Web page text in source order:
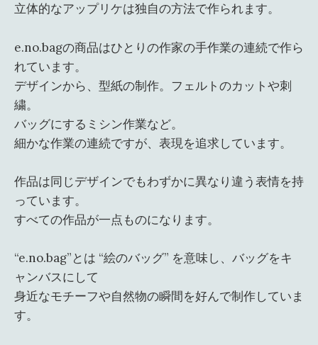
立体的なアップリケは独自の方法で作られます。
e.no.bagの商品はひとりの作家の手作業の連続で作ら
れています。
デザインから、型紙の制作。フェルトのカットや刺
繍。
バッグにするミシン作業など。
細かな作業の連続ですが、表現を追求しています。
作品は同じデザインでもわずかに異なり違う表情を持
っています。
すべての作品が一点ものになります。
“e.no.bag”とは “絵のバッグ” を意味し、バッグをキ
ャンバスにして
身近なモチーフや自然物の瞬間を好んで制作していま
す。